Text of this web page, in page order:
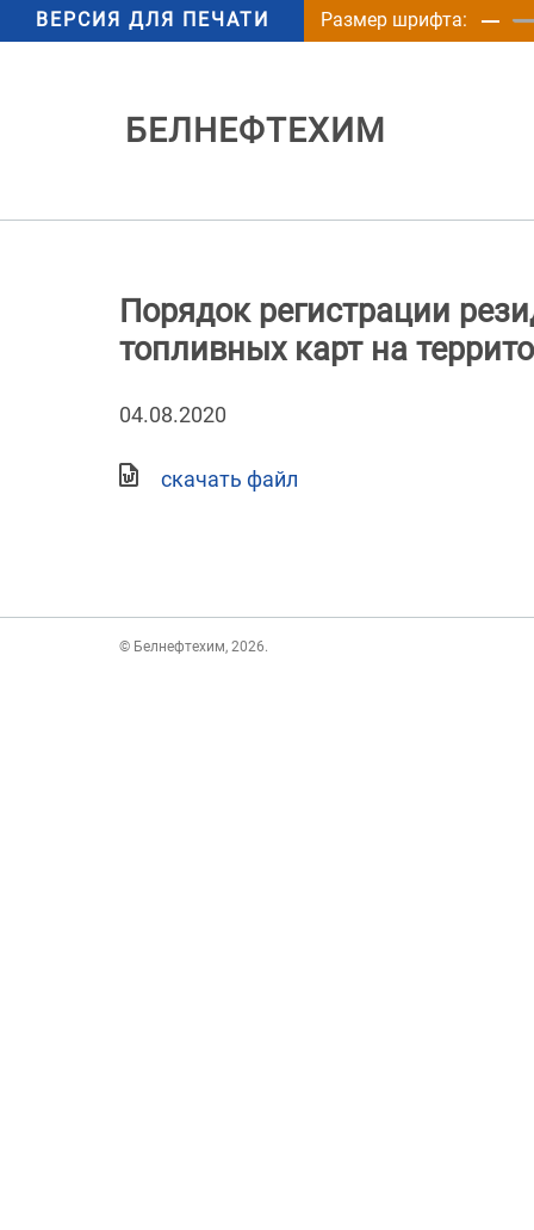
ВЕРСИЯ ДЛЯ ПЕЧАТИ Размер шрифта:
БЕЛНЕФТЕХИМ
Порядок регистрации
топливных карт на
04.08.2020
скачать файл
© Белнефтехим, 2026.